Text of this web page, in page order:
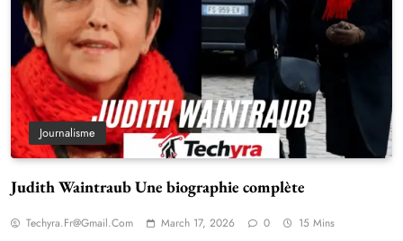
Journalisme
Judith Waintraub Une biographie complète
Techyra.fr@gmail.com March 17, 2026 0 15 Mins